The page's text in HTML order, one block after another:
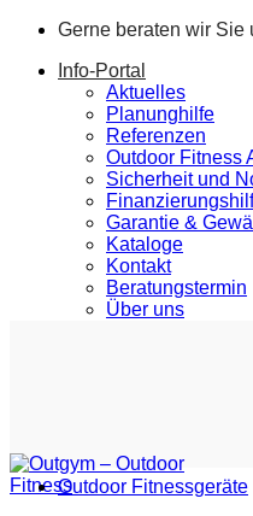
Zum
springen
Gerne beraten wir Sie
Info-Portal
Aktuelles
Planunghilfe
Referenzen
Outdoor Fitness
Sicherheit und
Garantie &
Kataloge
Kontakt
Beratungstermin
Über uns
Outdoor Fitnessgeräte